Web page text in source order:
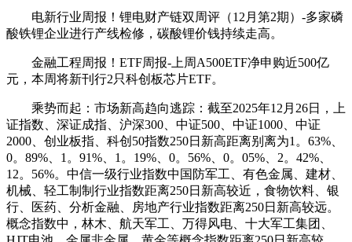
电新行业周报！锂电财产链双周评（12月第2期）-多家磷
酸铁锂企业进行产线检修，碳酸锂价钱持续走高。
金融工程周报！ETF周报-上周A500ETF净申购近500亿
元，本周将新刊行2只科创板芯片ETF。
乘势而起：市场新高趋向逃踪：截至2025年12月26日，上
证指数、深证成指、沪深300、中证500、中证1000、中证
2000、创业板指、科创50指数250日新高距离别离为1。63%、
0。89%、1。91%、1。19%、0。56%、0。05%、2。42%、
12。56%。中信一级行业指数中国防军工、有色金属、建材、
机械、轻工制制行业指数距离250日新高较近，食物饮料、银
行、医药、分析金融、房地产行业指数距离250日新高较远。
概念指数中，林木、航天军工、万得风电、十大军工集团、